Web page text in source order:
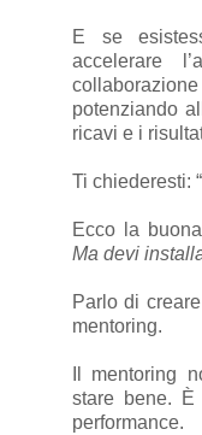
E se
accelerare
potenziando
ricavi e i
Ti chiederesti:
Ecco la
Ma devi
Parlo di
mentoring.
Il mentoring
stare bene. È
performance.